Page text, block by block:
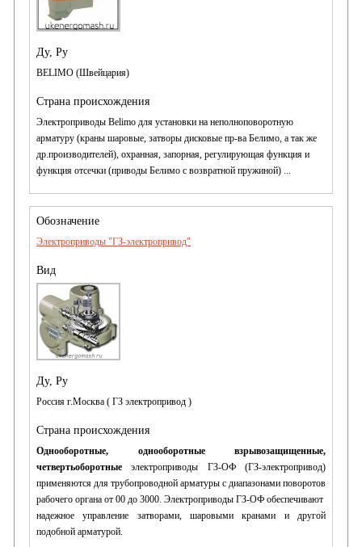
BELIMO (Швейцария)
Электроприводы Belimo для установки на неполноповоротную
арматуру (краны шаровые, затворы дисковые пр-ва Белимо, а так же
др.производителей), охранная, запорная, регулирующая функция и
функция отсечки (приводы Белимо с возвратной пружиной) ...
Электроприводы "ГЗ-электропривод"
Россия г.Москва ( ГЗ электропривод )
Однооборотные, однооборотные взрывозащищенные,
четвертьоборотные электроприводы ГЗ-ОФ (ГЗ-электропривод)
применяются для трубопроводной арматуры с диапазонами поворотов
рабочего органа от 00 до 3000. Электроприводы ГЗ-ОФ обеспечивают
надежное управление затворами, шаровыми кранами и другой
подобной арматурой.